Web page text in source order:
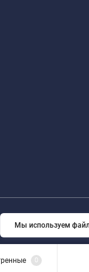
© 2026 ООО
0
Мы используем